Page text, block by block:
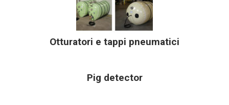
Otturatori e tappi pneumatici
Pig detector